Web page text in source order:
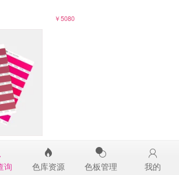
￥5080
询 色库资源 色板管理 我的